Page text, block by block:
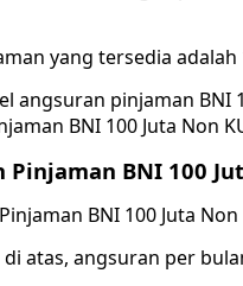
yang tersedia adalah
angsuran pinjaman BNI
BNI 100 Juta Non
Pinjaman BNI 100
atas, angsuran per